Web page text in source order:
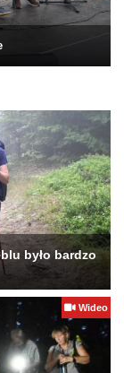
było bardzo
Wideo